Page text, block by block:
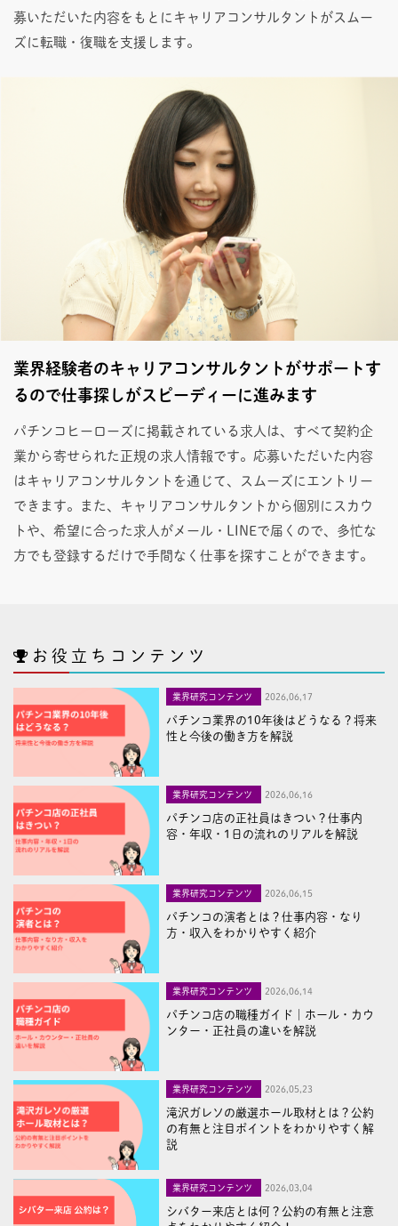
募いただいた内容をもとにキャリアコンサルタントがスムー
ズに転職・復職を支援します。
業界経験者のキャリアコンサルタントがサポートす
るので仕事探しがスピーディーに進みます
パチンコヒーローズに掲載されている求人は、すべて契約企
業から寄せられた正規の求人情報です。応募いただいた内容
はキャリアコンサルタントを通じて、スムーズにエントリー
できます。また、キャリアコンサルタントから個別にスカウ
トや、希望に合った求人がメール・LINEで届くので、多忙な
方でも登録するだけで手間なく仕事を探すことができます。
お役立ちコンテンツ
業界研究コンテンツ 2026,06,17
パチンコ業界の10年後はどうなる？将来
性と今後の働き方を解説
業界研究コンテンツ 2026,06,16
パチンコ店の正社員はきつい？仕事内
容・年収・1日の流れのリアルを解説
業界研究コンテンツ 2026,06,15
パチンコの演者とは？仕事内容・なり
方・収入をわかりやすく紹介
業界研究コンテンツ 2026,06,14
パチンコ店の職種ガイド｜ホール・カウ
ンター・正社員の違いを解説
業界研究コンテンツ 2026,05,23
滝沢ガレソの厳選ホール取材とは？公約
の有無と注目ポイントをわかりやすく解
説
業界研究コンテンツ 2026,03,04
シバター来店とは何？公約の有無と注意